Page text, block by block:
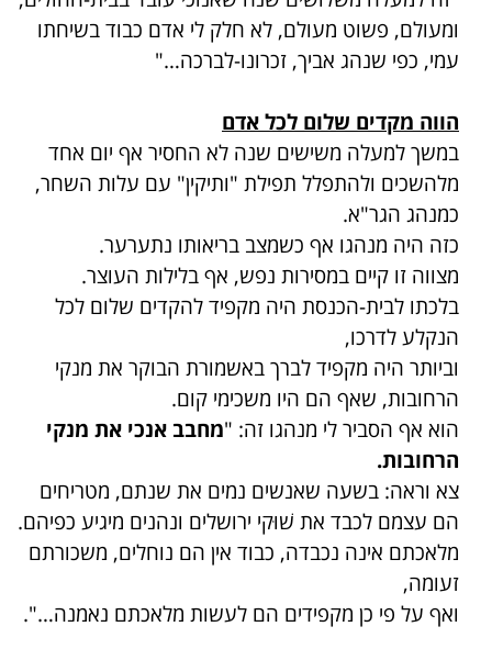
ומעולם, פשוט מעולם, לא חלק לי אדם כבוד בשיחתו
עמי, כפי שנהג אביך, זכרונו-לברכה…"
הווה מקדים שלום לכל אדם
במשך למעלה משישים שנה לא החסיר אף יום אחד
מלהשכים ולהתפלל תפילת "ותיקין" עם עלות השחר,
כמנהג הגר"א.
כזה היה מנהגו אף כשמצב בריאותו נתערער.
מצווה זו קיים במסירות נפש, אף בלילות העוצר.
בלכתו לבית-הכנסת היה מקפיד להקדים שלום לכל
הנקלע לדרכו,
וביותר היה מקפיד לברך באשמורת הבוקר את מנקי
הרחובות, שאף הם היו משכימי קום.
הוא אף הסביר לי מנהגו זה: "מחבב אנכי את מנקי
הרחובות.
צא וראה: בשעה שאנשים נמים את שנתם, מטריחים
הם עצמם לכבד את שׁוּקי ירושלים ונהנים מיגיע כפיהם.
מלאכתם אינה נכבדה, כבוד אין הם נוחלים, משכורתם
זעומה,
ואף על פי כן מקפידים הם לעשות מלאכתם נאמנה…".